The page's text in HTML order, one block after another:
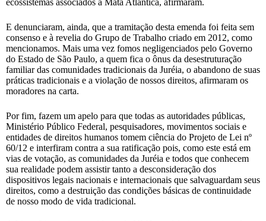
ecossistemas associados a Mata Atlântica, afirmaram.
E denunciaram, ainda, que a tramitação desta emenda foi feita sem
consenso e à revelia do Grupo de Trabalho criado em 2012, como
mencionamos. Mais uma vez fomos negligenciados pelo Governo
do Estado de São Paulo, a quem fica o ônus da desestruturação
familiar das comunidades tradicionais da Juréia, o abandono de suas
práticas tradicionais e a violação de nossos direitos, afirmaram os
moradores na carta.
Por fim, fazem um apelo para que todas as autoridades públicas,
Ministério Público Federal, pesquisadores, movimentos sociais e
entidades de direitos humanos tomem ciência do Projeto de Lei nº
60/12 e interfiram contra a sua ratificação pois, como este está em
vias de votação, as comunidades da Juréia e todos que conhecem
sua realidade podem assistir tanto a desconsideração dos
dispositivos legais nacionais e internacionais que salvaguardam seus
direitos, como a destruição das condições básicas de continuidade
de nosso modo de vida tradicional.